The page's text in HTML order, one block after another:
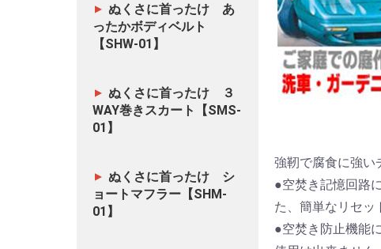
ぬくさに首ったけ あ
ったかボディベルト
【SHW-01】
ぬくさに首ったけ ３
WAY巻きスカート【SMS-
01】
ぬくさに首ったけ シ
ョートマフラー【SHM-
01】
強靭で腐食に強い
●空焚き記憶回路
た、簡単なリセッ
●空焚き防止機能